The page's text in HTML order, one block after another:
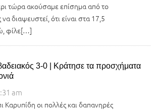
τώρα ακούσαμε επίσημα από το
διαψευστεί, ότι είναι στα 17,5
φίλε[…]
3-0 | Κράτησε τα προσχήματα
am
Καρυπίδη οι πολλές και δαπανηρές